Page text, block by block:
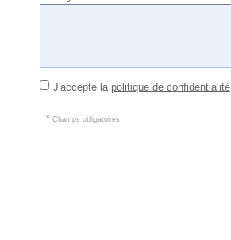
J'accepte la politique de confidentialité
* Champs obligatoires